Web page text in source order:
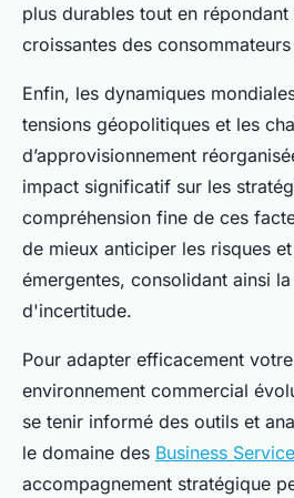
plus durables tout en répondant
croissantes des
Enfin, les dynamiques
tensions géopolitiques et les
d’approvisionnement
impact significatif sur les
compréhension fine de ces
de mieux anticiper les risques
émergentes, consolidant ainsi
d'incertitude.
Pour adapter efficacement
environnement commercial
se tenir informé des outils et
le domaine des Business
accompagnement stratégique